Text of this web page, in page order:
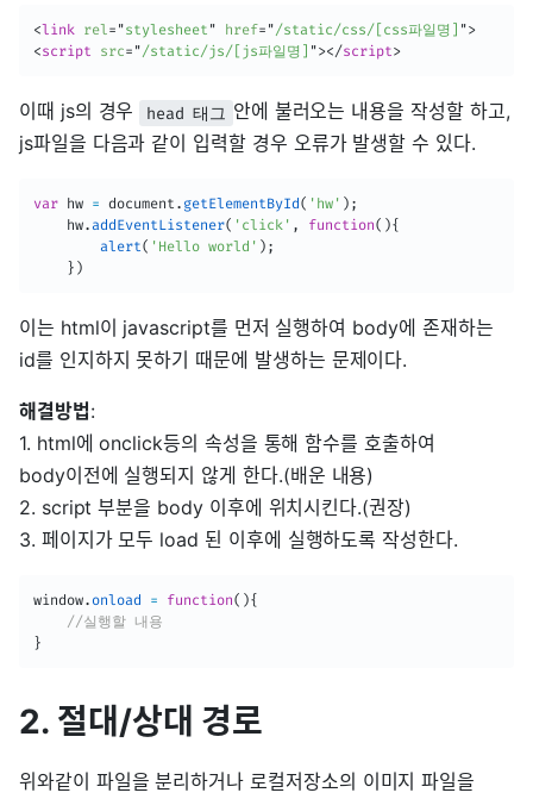
<link rel= "stylesheet " href= "/static/css/[css파일명] ">
<script src= "/static/js/[js파일명] "></script>
이때 js의 경우 head 태그 안에 불러오는 내용을 작성할 하고,
js파일을 다음과 같이 입력할 경우 오류가 발생할 수 있다.
var hw = document . getElementById ( 'hw' ) ;
    hw
.addEventListener( 'click' , function( ){
alert( 'Hello world' ) ;
} )
이는 html이 javascript를 먼저 실행하여 body에 존재하는
id를 인지하지 못하기 때문에 발생하는 문제이다.
해결방법:
1. html에 onclick등의 속성을 통해 함수를 호출하여
body이전에 실행되지 않게 한다.(배운 내용)
2. script 부분을 body 이후에 위치시킨다.(권장)
3. 페이지가 모두 load 된 이후에 실행하도록 작성한다.
window. onload = function( ){
//실행할 내용
}
2. 절대/상대 경로
위와같이 파일을 분리하거나 로컬저장소의 이미지 파일을